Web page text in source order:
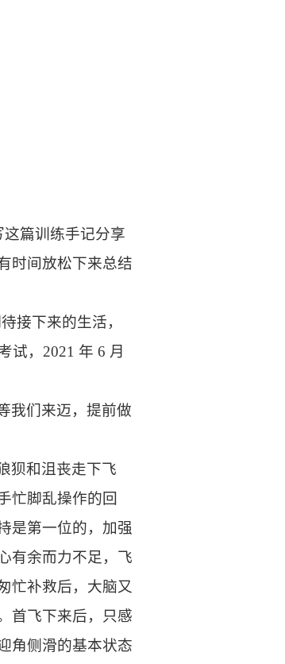
篇训练手记分享
时间放松下来总结
接下来的生活，
试，2021 年 6 月
我们来迈，提前做
狈和沮丧走下飞
忙脚乱操作的回
是第一位的，加强
有余而力不足，飞
忙补救后，大脑又
首飞下来后，只感
角侧滑的基本状态